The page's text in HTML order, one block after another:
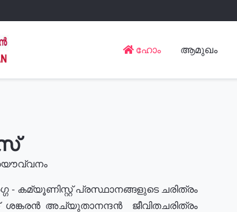
ഹോം ആമുഖം
യൌവ്വനം
- കമ്യൂണിസ്റ്റ് പ്രസ്ഥാനങ്ങളുടെ ചരിത്രം
അച്യുതാനന്ദൻ ജീവിതചരിത്രം